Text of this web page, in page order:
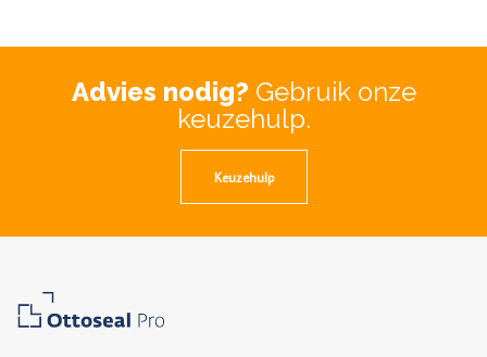
Advies nodig? Gebruik onze
keuzehulp.
Keuzehulp